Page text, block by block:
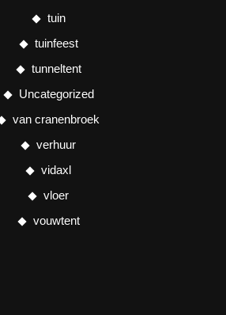
tuin
tuinfeest
tunneltent
Uncategorized
van cranenbroek
verhuur
vidaxl
vloer
vouwtent